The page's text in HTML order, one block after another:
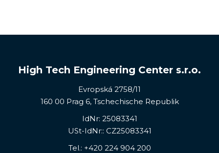
High Tech Engineering Center s.r.o.
Evropská 2758/11
160 00 Prag 6, Tschechische Republik
IdNr: 25083341
USt-IdNr:: CZ25083341
Tel.: +420 224 904 200